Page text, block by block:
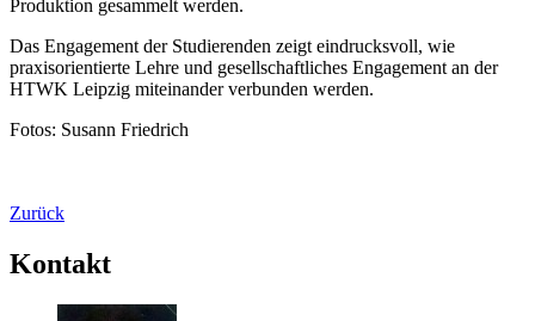
Produktion gesammelt werden.
Das Engagement der Studierenden zeigt eindrucksvoll, wie
praxisorientierte Lehre und gesellschaftliches Engagement an der
HTWK Leipzig miteinander verbunden werden.
Fotos: Susann Friedrich
Zurück
Kontakt